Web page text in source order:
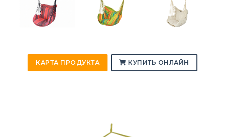
КАРТА ПРОДУКТА КУПИТЬ ОНЛАЙН